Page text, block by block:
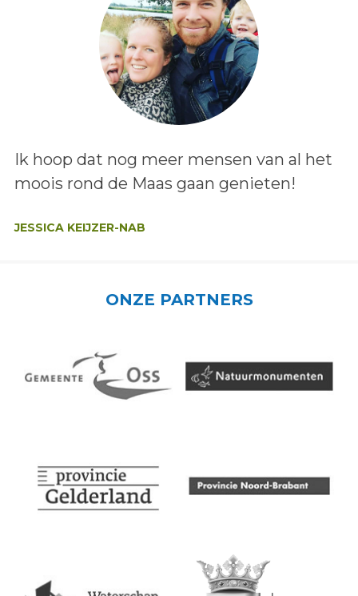
Lees het bericht:
Ik hoop dat nog meer mensen van al het
moois rond de Maas gaan genieten!
JESSICA KEIJZER-NAB
ONZE PARTNERS